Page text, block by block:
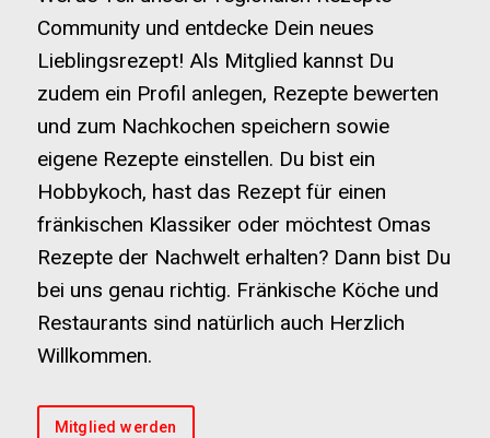
Community und entdecke Dein neues
Lieblingsrezept! Als Mitglied kannst Du
zudem ein Profil anlegen, Rezepte bewerten
und zum Nachkochen speichern sowie
eigene Rezepte einstellen. Du bist ein
Hobbykoch, hast das Rezept für einen
fränkischen Klassiker oder möchtest Omas
Rezepte der Nachwelt erhalten? Dann bist Du
bei uns genau richtig. Fränkische Köche und
Restaurants sind natürlich auch Herzlich
Willkommen.
Mitglied werden